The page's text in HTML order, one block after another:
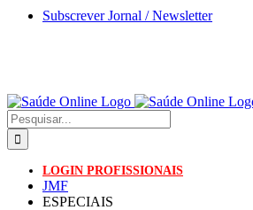
Skip
Subscrever Jornal / Newsletter
Pesquisar
LOGIN PROFISSIONAIS
JMF
ESPECIAIS